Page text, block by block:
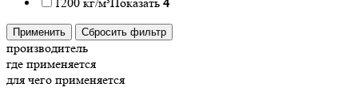
Применить Сбросить фильтр
производитель
где применяется
для чего применяется